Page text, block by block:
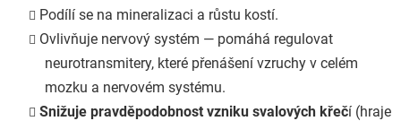
Podílí se na mineralizaci a růstu kostí.
Ovlivňuje nervový systém — pomáhá regulovat
neurotransmitery, které přenášení vzruchy v celém
mozku a nervovém systému.
Snižuje pravděpodobnost vzniku svalových křečí (hraje